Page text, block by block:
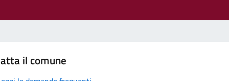
il comune